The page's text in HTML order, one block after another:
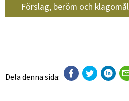
Förslag, beröm och klagomål
Dela denna sida: